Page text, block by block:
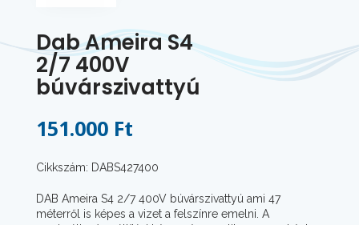
Dab Ameira S4
2/7 400V
búvárszivattyú
151.000 Ft
Cikkszám: DABS427400
DAB Ameira S4 2/7 400V búvárszivattyú ami 47
méterről is képes a vizet a felszínre emelni. A